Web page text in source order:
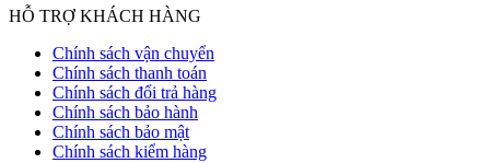
HỖ TRỢ KHÁCH HÀNG
Chính sách vận chuyển
Chính sách thanh toán
Chính sách đổi trả hàng
Chính sách bảo hành
Chính sách bảo mật
Chính sách kiểm hàng